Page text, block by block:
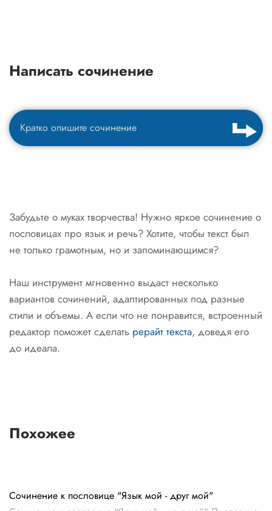
Написать сочинение
Забудьте о муках творчества! Нужно яркое сочинение о
пословицах про язык и речь? Хотите, чтобы текст был
не только грамотным, но и запоминающимся?
Наш инструмент мгновенно выдаст несколько
вариантов сочинений, адаптированных под разные
стили и объемы. А если что не понравится, встроенный
редактор поможет сделать рерайт текста, доведя его
до идеала.
Похожее
Сочинение к пословице "Язык мой - друг мой"